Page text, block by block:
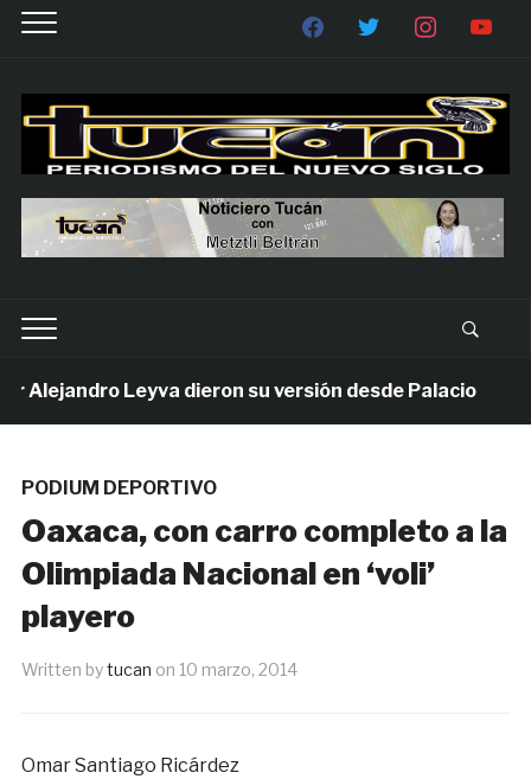
Leyva dieron su versión desde Palacio
PODIUM DEPORTIVO
Oaxaca, con carro completo a la
Olimpiada Nacional en ‘voli’
playero
Written bytucan on 10 marzo, 2014
Omar Santiago Ricárdez